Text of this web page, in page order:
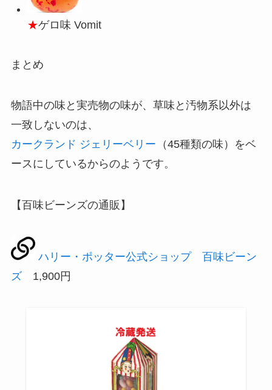
★ゲロ味 Vomit
まとめ
物語中の味と実売物の味が、草味と汚物系以外は
一致しないのは、
カークランド ジェリーベリー （45種類の味）をベ
ースにしているからのようです。
【百味ビーンズの通販】
ハリー・ポッター公式ショップ 百味ビーン
ズ1,900円